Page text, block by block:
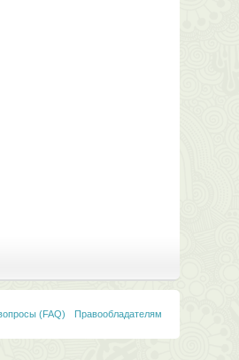
Правообладателям
(FAQ)